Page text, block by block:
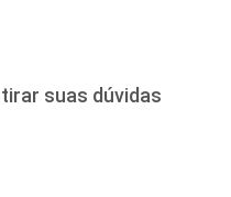
suas dúvidas